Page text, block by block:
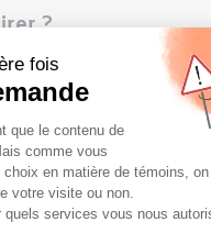
?
les techs
les qualités des stars
à mentionner
Il faut plus que ça !